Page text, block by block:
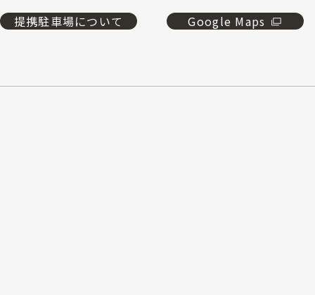
提携駐車場について
Google Maps